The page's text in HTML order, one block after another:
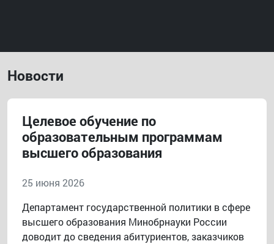
Новости
Целевое обучение по
образовательным программам
высшего образования
25 июня 2026
Департамент государственной политики в сфере
высшего образования Минобрнауки России
доводит до сведения абитуриентов, заказчиков